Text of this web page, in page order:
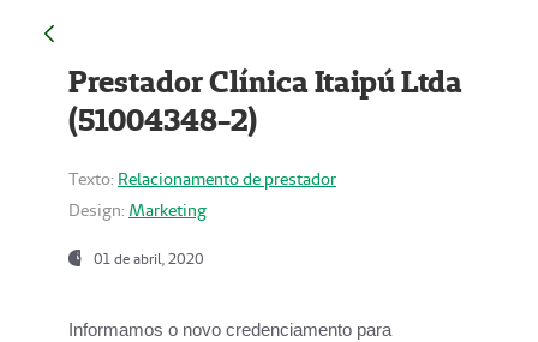
Prestador Clínica Itaipú Ltda
(51004348-2)
Texto: Relacionamento de prestador
Design: Marketing
01 de abril, 2020
Informamos o novo credenciamento para